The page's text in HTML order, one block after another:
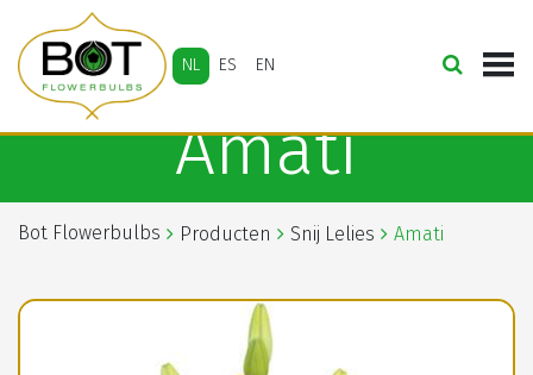
NL ES EN
Amati
Bot Flowerbulbs Producten Snij Lelies Amati